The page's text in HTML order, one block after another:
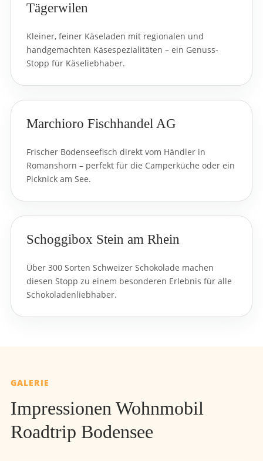
Tägerwilen
Kleiner, feiner Käseladen mit regionalen und
handgemachten Käsespezialitäten – ein Genuss-
Stopp für Käseliebhaber.
Marchioro Fischhandel AG
Frischer Bodenseefisch direkt vom Händler in
Romanshorn – perfekt für die Camperküche oder ein
Picknick am See.
Schoggibox Stein am Rhein
Über 300 Sorten Schweizer Schokolade machen
diesen Stopp zu einem besonderen Erlebnis für alle
Schokoladenliebhaber.
GALERIE
Impressionen Wohnmobil
Roadtrip Bodensee